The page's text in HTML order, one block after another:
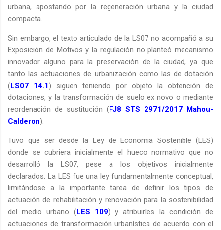
urbana, apostando por la regeneración urbana y la ciudad
compacta.
Sin embargo, el texto articulado de la LS07 no acompañó a su
Exposición de Motivos y la regulación no planteó mecanismo
innovador alguno para la preservación de la ciudad, ya que
tanto las actuaciones de urbanización como las de dotación
(LS07 14.1) siguen teniendo por objeto la obtención de
dotaciones, y la transformación de suelo ex novo o mediante
reordenación de sustitución (FJ8 STS 2971/2017 Mahou-
Calderon).
Tuvo que ser desde la Ley de Economía Sostenible (LES)
donde se cubriera inicialmente el hueco normativo que no
desarrolló la LS07, pese a los objetivos inicialmente
declarados. La LES fue una ley fundamentalmente conceptual,
limitándose a la importante tarea de definir los tipos de
actuación de rehabilitación y renovación para la sostenibilidad
del medio urbano (LES 109) y atribuirles la condición de
actuaciones de transformación urbanística de acuerdo con el